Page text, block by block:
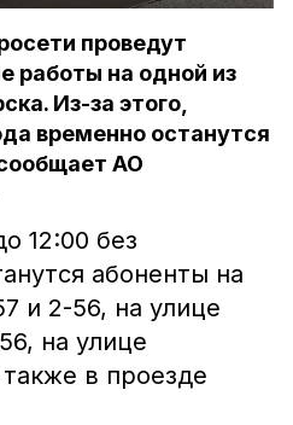
проведут
работы на одной из
Из-за этого,
временно останутся
АО
12:00 без
абоненты на
и 2-56, на улице
на улице
в проезде